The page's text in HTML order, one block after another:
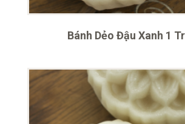
Bánh Dẻo Đậu Xanh 1